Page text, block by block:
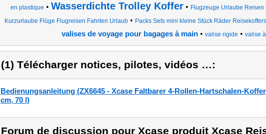
en plastique • Wasserdichte Trolley Koffer• Flugzeuge Urlaube Reisen
Kurzurlaube Flüge Flugreisen Fahrten Urlaub• Packs Sets mini kleine Stück Räder
valises de voyage pour bagages à main• valise rigide • valise
(1) Télécharger notices, pilotes, vidéos …:
Bedienungsanleitung (ZX6645 - Xcase Faltbarer 4-Rollen-Hartschalen-
cm, 70 l)
Forum de discussion pour Xcase produit Xcase